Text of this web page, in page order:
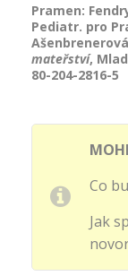
Pramen:
Pediatr. pro
mateřství,
80-204-2816-5
Co
Jak